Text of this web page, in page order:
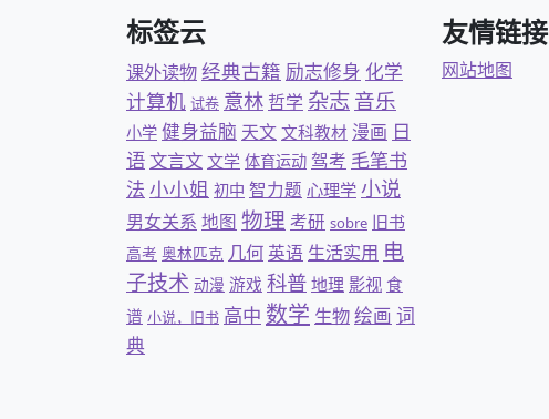
标签云
课外读物经典古籍 励志修身 化学
计算机 试卷 意林 哲学 杂志 音乐
小学 健身益脑 天文 文科教材 漫画 日
语文言文 文学 体育运动 驾考 毛笔书
法 小小姐 初中 智力题 心理学 小说
男女关系 地图 物理 考研 sobre 旧书
高考 奥林匹克 几何 英语 生活实用 电
子技术 动漫 游戏 科普 地理 影视 食
谱 小说，旧书 高中 数学 生物绘画 词
典
友情链接
网站地图